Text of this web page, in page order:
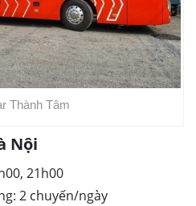
Thành Tâm
Nội
21h00
2 chuyến/ngày